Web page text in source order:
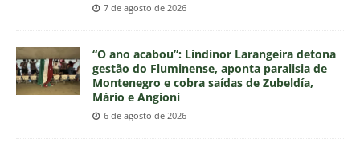
7 de agosto de 2026
“O ano acabou”: Lindinor Larangeira detona
gestão do Fluminense, aponta paralisia de
Montenegro e cobra saídas de Zubeldía,
Mário e Angioni
6 de agosto de 2026